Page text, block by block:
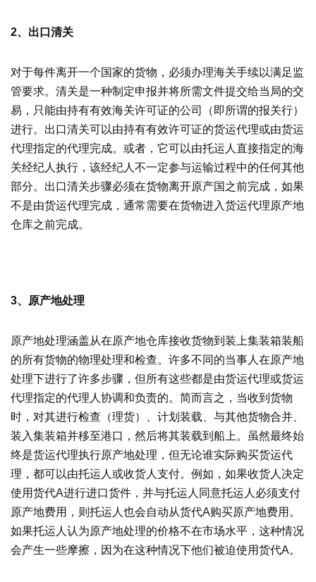
2、出口清关
对于每件离开一个国家的货物，必须办理海关手续以满足监
管要求。清关是一种制定申报并将所需文件提交给当局的交
易，只能由持有有效海关许可证的公司（即所谓的报关行）
进行。出口清关可以由持有有效许可证的货运代理或由货运
代理指定的代理完成。或者，它可以由托运人直接指定的海
关经纪人执行，该经纪人不一定参与运输过程中的任何其他
部分。出口清关步骤必须在货物离开原产国之前完成，如果
不是由货运代理完成，通常需要在货物进入货运代理原产地
仓库之前完成。
3、原产地处理
原产地处理涵盖从在原产地仓库接收货物到装上集装箱装船
的所有货物的物理处理和检查。许多不同的当事人在原产地
处理下进行了许多步骤，但所有这些都是由货运代理或货运
代理指定的代理人协调和负责的。简而言之，当收到货物
时，对其进行检查（理货）、计划装载、与其他货物合并、
装入集装箱并移至港口，然后将其装载到船上。虽然最终始
终是货运代理执行原产地处理，但无论谁实际购买货运代
理，都可以由托运人或收货人支付。例如，如果收货人决定
使用货代A进行进口货件，并与托运人同意托运人必须支付
原产地费用，则托运人也会自动从货代A购买原产地费用。
如果托运人认为原产地处理的价格不在市场水平，这种情况
会产生一些摩擦，因为在这种情况下他们被迫使用货代A。